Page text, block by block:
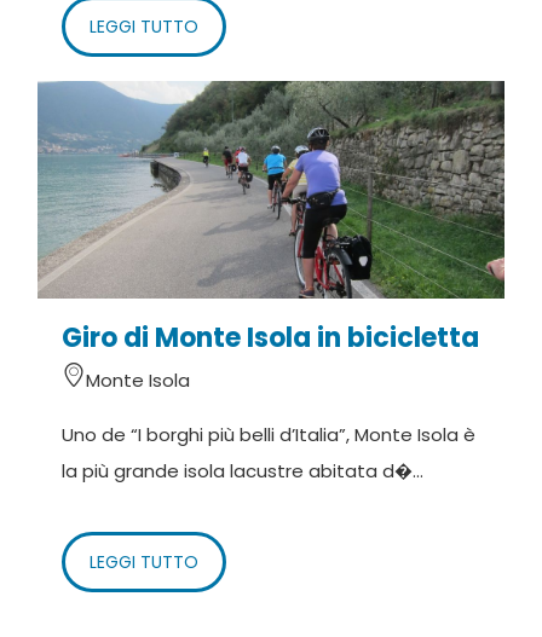
LEGGI TUTTO
Giro di Monte Isola in bicicletta
Monte Isola
Uno de “I borghi più belli d’Italia”, Monte Isola è
la più grande isola lacustre abitata d�...
LEGGI TUTTO